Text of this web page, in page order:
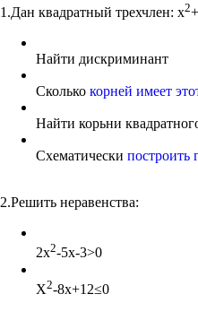
1.Дан квадратный трехчлен: x2
Найти дискриминант
Сколько корней имеет
Найти корьни
Схематически построить
2.Решить неравенства:
2x2-5x-3>0
X2-8x+12≤0